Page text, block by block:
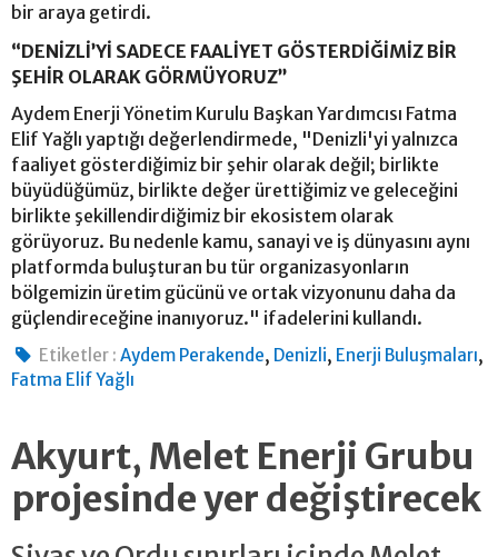
bir araya getirdi.
“DENİZLİ’Yİ SADECE FAALİYET GÖSTERDİĞİMİZ BİR
ŞEHİR OLARAK GÖRMÜYORUZ”
Aydem Enerji Yönetim Kurulu Başkan Yardımcısı Fatma
Elif Yağlı yaptığı değerlendirmede, "Denizli'yi yalnızca
faaliyet gösterdiğimiz bir şehir olarak değil; birlikte
büyüdüğümüz, birlikte değer ürettiğimiz ve geleceğini
birlikte şekillendirdiğimiz bir ekosistem olarak
görüyoruz. Bu nedenle kamu, sanayi ve iş dünyasını aynı
platformda buluşturan bu tür organizasyonların
bölgemizin üretim gücünü ve ortak vizyonunu daha da
güçlendireceğine inanıyoruz." ifadelerini kullandı.
Etiketler : Aydem Perakende, Denizli, Enerji Buluşmaları,
Fatma Elif Yağlı
Akyurt, Melet Enerji Grubu
projesinde yer değiştirecek